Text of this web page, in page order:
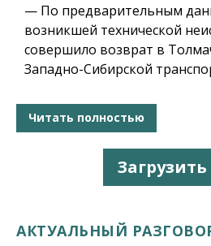
— По предварительным
возникшей технической
совершило возврат в
Западно-Сибирской
Читать полностью
АКТУАЛЬНЫЙ